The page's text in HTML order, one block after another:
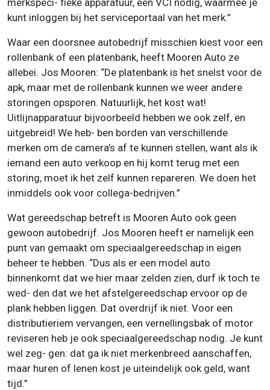
kunt inloggen bij het serviceportaal van het merk.”
Waar een doorsnee autobedrijf misschien kiest voor een
rollenbank of een platenbank, heeft Mooren Auto ze
allebei. Jos Mooren: “De platenbank is het snelst voor de
apk, maar met de rollenbank kunnen we weer andere
storingen opsporen. Natuurlijk, het kost wat!
Uitlijnapparatuur bijvoorbeeld hebben we ook zelf, en
uitgebreid! We heb- ben borden van verschillende
merken om de camera’s af te kunnen stellen, want als ik
iemand een auto verkoop en hij komt terug met een
storing, moet ik het zelf kunnen repareren. We doen het
inmiddels ook voor collega-bedrijven.”
Wat gereedschap betreft is Mooren Auto ook geen
gewoon autobedrijf. Jos Mooren heeft er namelijk een
punt van gemaakt om speciaalgereedschap in eigen
beheer te hebben. “Dus als er een model auto
binnenkomt dat we hier maar zelden zien, durf ik toch te
wed- den dat we het afstelgereedschap ervoor op de
plank hebben liggen. Dat overdrijf ik niet. Voor een
distributieriem vervangen, een vernellingsbak of motor
reviseren heb je ook speciaalgereedschap nodig. Je kunt
wel zeg- gen: dat ga ik niet merkenbreed aanschaffen,
maar huren of lenen kost je uiteindelijk ook geld, want
tijd.”